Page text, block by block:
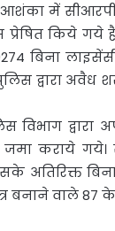
में
किये गये
बिना
द्वारा अवैध
विभाग द्वारा
कराये गये।
अतिरिक्त
बनाने वाले 87